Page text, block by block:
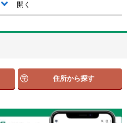
開く
住所から探す